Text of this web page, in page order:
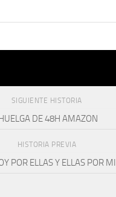
SIGUIENTE HISTORIA
DE 48H AMAZON
HISTORIA PREVIA
POR ELLAS Y ELLAS POR MI